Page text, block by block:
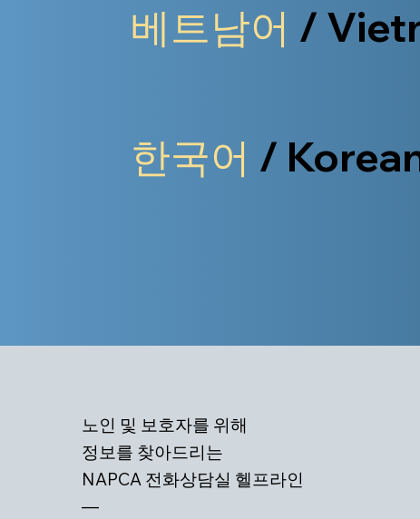
베트남어 /
한국어 /
노인 및 보호자를 위해
정보를 찾아드리는
NAPCA 전화상담실 헬프라인
—